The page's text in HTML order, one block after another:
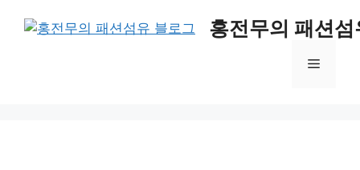
홍전무의 패션
메